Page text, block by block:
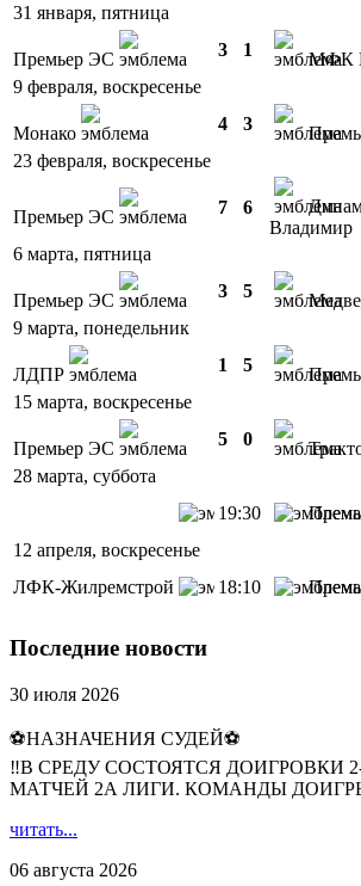
31 января, пятница
Премьер ЭС 3 1 МФК
9 февраля, воскресенье
Монако 4 3
23 февраля, воскресенье
Премьер ЭС 7 6
Владимир
6 марта, пятница
Премьер ЭС 3 5
9 марта, понедельник
ЛДПР 1 5
15 марта, воскресенье
Премьер ЭС 5 0
28 марта, суббота
19:30
12 апреля, воскресенье
ЛФК-Жилремстрой
18:10
Последние новости
30 июля 2026
⚽НАЗНАЧЕНИЯ СУДЕЙ⚽
‼В СРЕДУ СОСТОЯТСЯ ДОИГРОВКИ
МАТЧЕЙ 2А ЛИГИ. КОМАНДЫ
читать...
06 августа 2026